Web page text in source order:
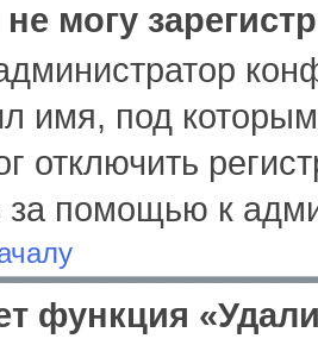
могу
имя, под
отключить
за помощью к
функция